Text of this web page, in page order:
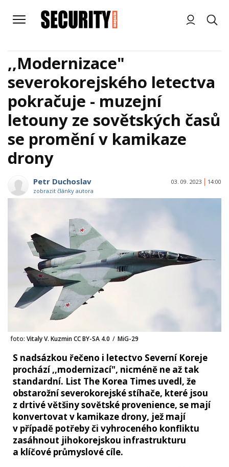
,,Modernizace"
severokorejského letectva
pokračuje - muzejní
letouny ze sovětských časů
se promění v kamikaze
drony
Petr Duchoslav
zobrazit články autora
03. 09. 2023 14:00
foto: Vitaly V. Kuzmin CC BY-SA 4.0 / MiG-29
S nadsázkou řečeno i letectvo Severní Koreje
prochází ,,modernizací", nicméně ne až tak
standardní. List The Korea Times uvedl, že
obstarožní severokorejské stíhače, které jsou
z drtivé většiny sovětské provenience, se mají
konvertovat v kamikaze drony, jež mají
v případě potřeby či vyhroceného konfliktu
zasáhnout jihokorejskou infrastrukturu
a klíčové průmyslové cíle.